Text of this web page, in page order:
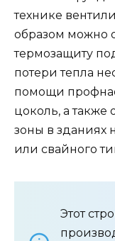
технике
образом можно
термозащиту
потери тепла
помощи
цоколь, а также
зоны в зданиях
или свайного
Этот